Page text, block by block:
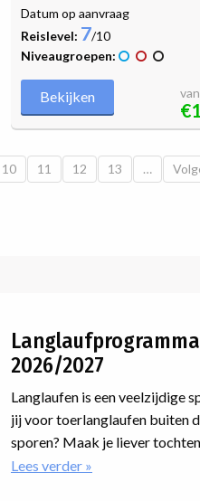
Datum op aanvraag
Reislevel: 7/10
Niveaugroepen:
Bekijken
pagina
Pagina
10 Pagina
11 Pagina
12 Pagina
13 …
Langlaufprogramma
2026/2027
Langlaufen is een veelzijdige
jij voor toerlanglaufen buiten
sporen? Maak je liever
loipe? Wil je jouw techniek
Lees verder over